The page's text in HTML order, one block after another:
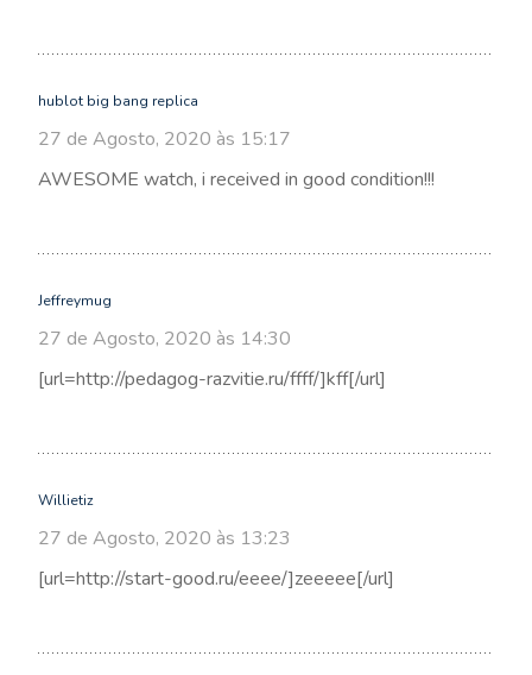
hublot big bang replica
27 de Agosto, 2020 às 15:17
AWESOME watch, i received in good condition!!!
Jeffreymug
27 de Agosto, 2020 às 14:30
[url=http://pedagog-razvitie.ru/ffff/]kff[/url]
Willietiz
27 de Agosto, 2020 às 13:23
[url=http://start-good.ru/eeee/]zeeeee[/url]